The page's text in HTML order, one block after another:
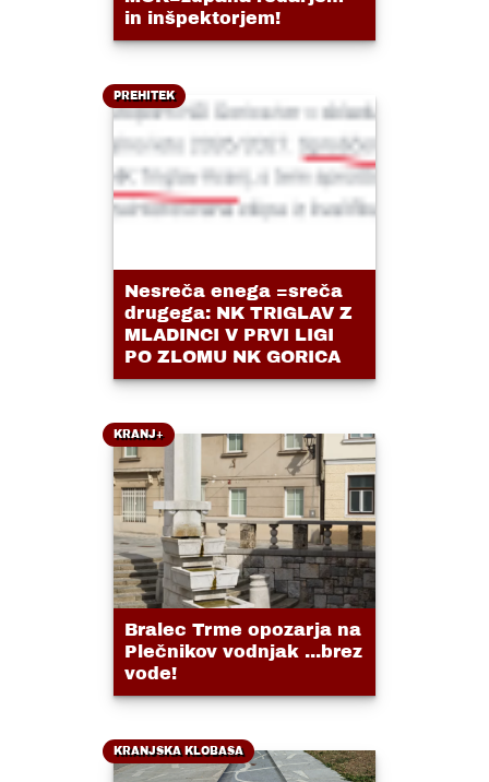
in inšpektorjem!
PREHITEK
Nesreča enega =sreča
drugega: NK TRIGLAV Z
MLADINCI V PRVI LIGI
PO ZLOMU NK GORICA
KRANJ+
Bralec Trme opozarja na
Plečnikov vodnjak ...brez
vode!
KRANJSKA KLOBASA